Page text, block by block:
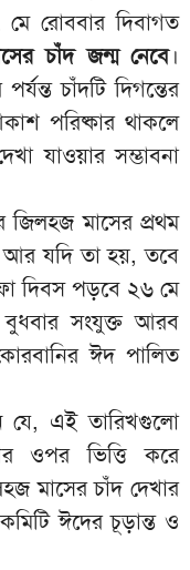
রোববার দিবাগত
চাঁদ জন্ম নেবে।
চাঁদটি দিগন্তের
পরিষ্কার থাকলে
যাওয়ার সম্ভাবনা
জিলহজ মাসের প্রথম
আর যদি তা হয়, তবে
দিবস পড়বে ২৬ মে
বুধবার সংযুক্ত আরব
ঈদ পালিত
যে, এই তারিখগুলো
ওপর ভিত্তি করে
মাসের চাঁদ দেখার
ঈদের চূড়ান্ত ও